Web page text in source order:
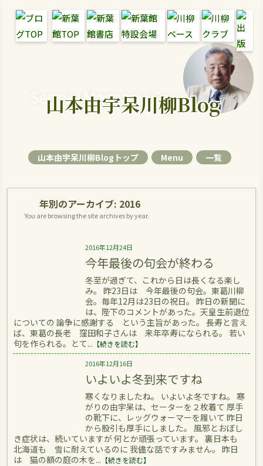
Senryu Magazine Senryu Blog
山本由宇呆川柳Blog
山本由宇呆川柳Blogトップ Menu 一覧
年別のアーカイブ: 2016
You are browsing the site archives by year.
2016年12月24日
今年最後の句会が終わる
冬至が過ぎて、これから日は長くなる楽し
み。 昨23日は 今年最後の句会。東葛川柳
会。毎年12月は23日の祝日。 昨日の新聞に
は、陛下のコメントがあった。天皇生前退位
についての 論争に感謝する という主旨があった。 長寿と言え
ば、東葛の長老 窪田和子さんは 来年卒寿になられる。 若い
句を作られる。とて... 【続きを読む】
2016年12月16日
いよいよ冬到来ですね
寒くなりましたね。 いよいよ冬ですね。 寒
がりの由宇呆は、セーターを２枚着て 厚手
の靴下に、レッグウォーマーを履いて 昨日
から股引も厚手にしました。 風邪とおぼし
き症状は、続いていますが 何とか頑張っています。 裏日本も
北海道も 雪に耐えているのに 我儘な話ですみません。 昨日
は 猫の額の庭の木を... 【続きを読む】